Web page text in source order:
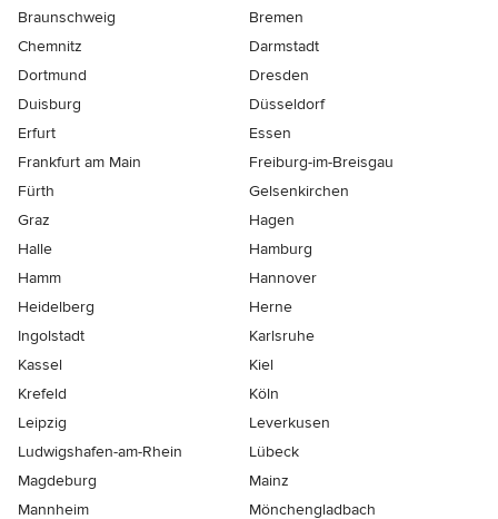
Braunschweig
Bremen
Chemnitz
Darmstadt
Dortmund
Dresden
Duisburg
Düsseldorf
Erfurt
Essen
Frankfurt am Main
Freiburg-im-Breisgau
Fürth
Gelsenkirchen
Graz
Hagen
Halle
Hamburg
Hamm
Hannover
Heidelberg
Herne
Ingolstadt
Karlsruhe
Kassel
Kiel
Krefeld
Köln
Leipzig
Leverkusen
Ludwigshafen-am-Rhein
Lübeck
Magdeburg
Mainz
Mannheim
Mönchen­gladbach